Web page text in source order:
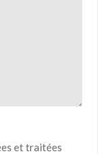
et traitées